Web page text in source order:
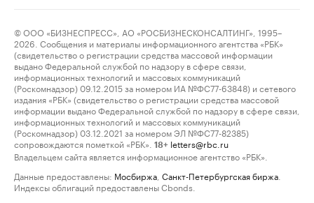
© ООО «БИЗНЕСПРЕСС», АО «РОСБИЗНЕСКОНСАЛТИНГ», 1995–
2026. Сообщения и материалы информационного агентства «РБК»
(свидетельство о регистрации средства массовой информации
выдано Федеральной службой по надзору в сфере связи,
информационных технологий и массовых коммуникаций
(Роскомнадзор) 09.12.2015 за номером ИА №ФС77-63848) и сетевого
издания «РБК» (свидетельство о регистрации средства массовой
информации выдано Федеральной службой по надзору в сфере связи,
информационных технологий и массовых коммуникаций
(Роскомнадзор) 03.12.2021 за номером ЭЛ №ФС77-82385)
сопровождаются пометкой «РБК».
18+ letters@rbc.ru
Владельцем сайта является информационное агентство «РБК».
Данные предоставлены: Мосбиржа Санкт-Петербургская биржа
Индексы облигаций предоставлены Cbonds.